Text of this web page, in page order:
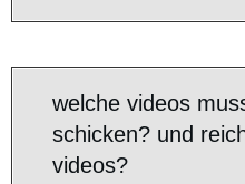
welche videos
schicken? und
videos?